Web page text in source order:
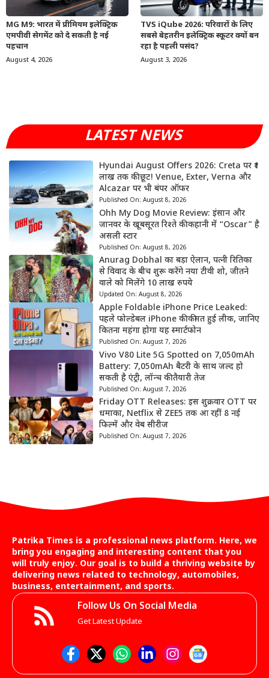
MG M9: भारत में प्रीमियम इलेक्ट्रिक
एमपीवी सेगमेंट को दे सकती है नई
पहचान
August 4, 2026
TVS iQube 2026: परिवारों के लिए
सबसे बेहतरीन इलेक्ट्रिक स्कूटर क्यों बन
रहा है पहली पसंद?
August 3, 2026
LATEST NEWS
Hyundai August Offers 2026: Creta पर ₹1
लाख तक की छूट! Venue, Exter, Verna और
Alcazar पर भी बंपर ऑफर
Published On: August 8, 2026
Ohh My Dog Movie Review: इंसान और
जानवर के खूबसूरत रिश्ते की कहानी में “Oscar” है
असली स्टार
Published On: August 8, 2026
Anurag Dobhal का बड़ा ऐलान, पत्नी रितिका
से विवाद के बीच शुरू करेंगे नया टीवी शो, जीतने
वाले को मिलेंगे 10 लाख रुपये
Updated On: August 8, 2026
Apple Foldable iPhone Price Leaked:
पहले फोल्डेबल iPhone की कीमत हुई लीक, जानिए
कितना महंगा होगा यह स्मार्टफोन
Published On: August 7, 2026
Vivo V80 Lite 5G Spotted on 7,050mAh
Battery: 7,050mAh बैटरी के साथ जल्द हो
सकती है एंट्री, लॉन्च की तैयारी तेज
Published On: August 7, 2026
Friday OTT Releases: इस शुक्रवार OTT पर
धमाका, Netflix से ZEE5 तक आ रहीं 8 नई
फिल्में और वेब सीरीज
Published On: August 7, 2026
Patrika Times is a professional news platform. Here, we
bring you engaging and interesting content that you
will truly enjoy. Our goal is to build a thriving website by
delivering news related to technology, automobiles,
business, entertainment, and sports.
Follow Us On Social Media
Get Latest Update